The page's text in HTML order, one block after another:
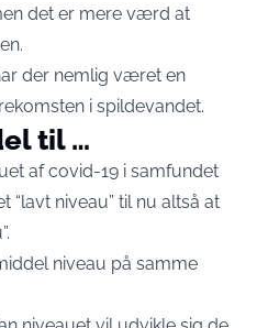
det er mere værd at
der nemlig været en
i spildevandet.
til …
af covid-19 i samfundet
niveau” til nu altså at
niveau på samme